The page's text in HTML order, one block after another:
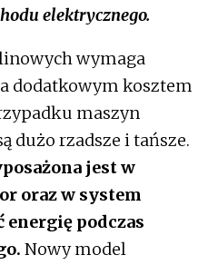
elektrycznego.
wymaga
dodatkowym kosztem
maszyn
dużo rzadsze i tańsze.
jest w
oraz w system
podczas
Nowy model